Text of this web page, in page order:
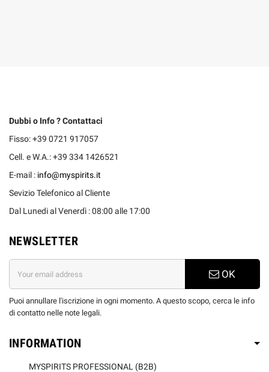
Dubbi o Info ? Contattaci
Fisso: +39 0721 917057
Cell. e W.A.: +39 334 1426521
E-mail : info@myspirits.it
Sevizio Telefonico al Cliente
Dal Lunedi al Venerdì : 08:00 alle 17:00
NEWSLETTER
OK
Puoi annullare l'iscrizione in ogni momento. A questo scopo, cerca le info
di contatto nelle note legali.
INFORMATION
MYSPIRITS PROFESSIONAL (B2B)